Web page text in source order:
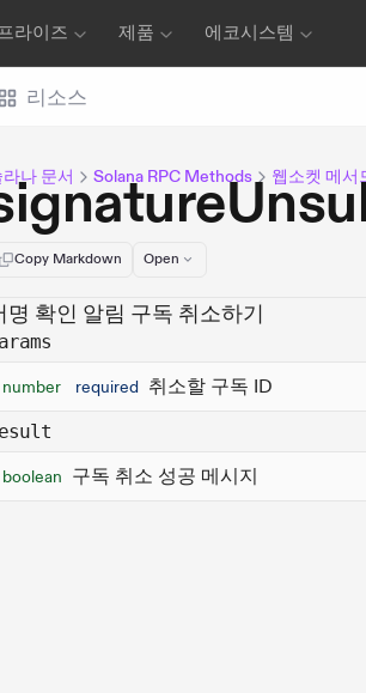
라이즈 제품 에코시스템
리소스
라나 문서 Solana RPC Methods 웹소켓 메서
Copy Markdown Open
명 확인 알림 구독 취소하기
number required 취소할 구독 ID
boolean 구독 취소 성공 메시지